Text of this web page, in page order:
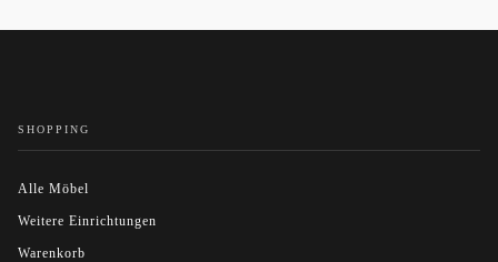
SHOPPING
Alle Möbel
Weitere Einrichtungen
Warenkorb